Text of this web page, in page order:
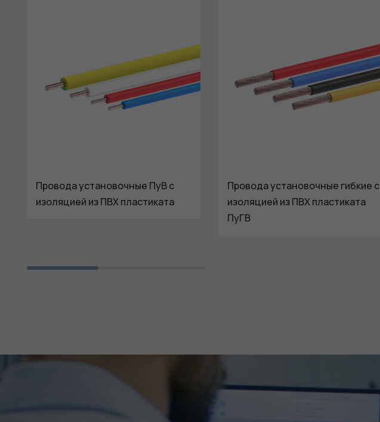
Провода установочные ПуВ c
изоляцией из ПВХ пластиката
Провода установочные гибкие с
изоляцией из ПВХ пластиката
ПуГВ